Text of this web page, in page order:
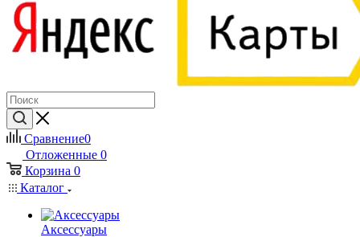
Сравнение0
Отложенные 0
Корзина 0
Каталог
Аксессуары